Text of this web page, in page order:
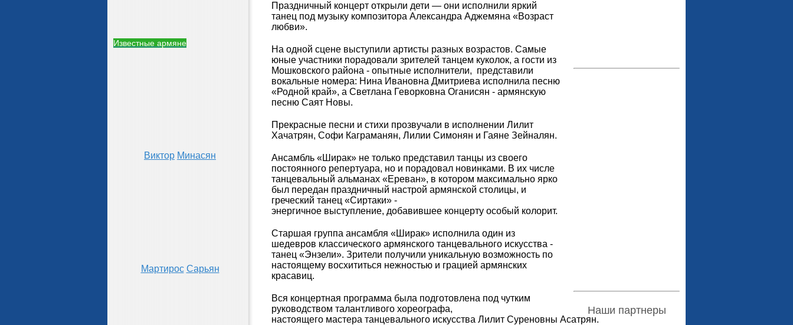
Праздничный концерт открыли дети — они исполнили яркий
танец под музыку композитора Александра Аджемяна «Возраст
любви».
На одной сцене выступили артисты разных возрастов. Самые
юные участники порадовали зрителей танцем куколок, а гости из
Мошковского района - опытные исполнители, представили
вокальные номера: Нина Ивановна Дмитриева исполнила песню
«Родной край», а Светлана Геворковна Оганисян - армянскую
песню Саят Новы.
Прекрасные песни и стихи прозвучали в исполнении Лилит
Хачатрян, Софи Каграманян, Лилии Симонян и Гаяне Зейналян.
Ансамбль «Ширак» не только представил танцы из своего
постоянного репертуара, но и порадовал новинками. В их числе
танцевальный альманах «Ереван», в котором максимально ярко
был передан праздничный настрой армянской столицы, и
греческий танец «Сиртаки» -
энергичное выступление, добавившее концерту особый колорит.
Старшая группа ансамбля «Ширак» исполнила один из
шедевров классического армянского танцевального искусства -
танец «Энзели». Зрители получили уникальную возможность по
настоящему восхититься нежностью и грацией армянских
красавиц.
Вся концертная программа была подготовлена под чутким
руководством талантливого хореографа,
настоящего мастера танцевального искусства Лилит Суреновны Асатрян.
Известные армяне
Виктор Минасян
Мартирос Сарьян
Наши партнеры